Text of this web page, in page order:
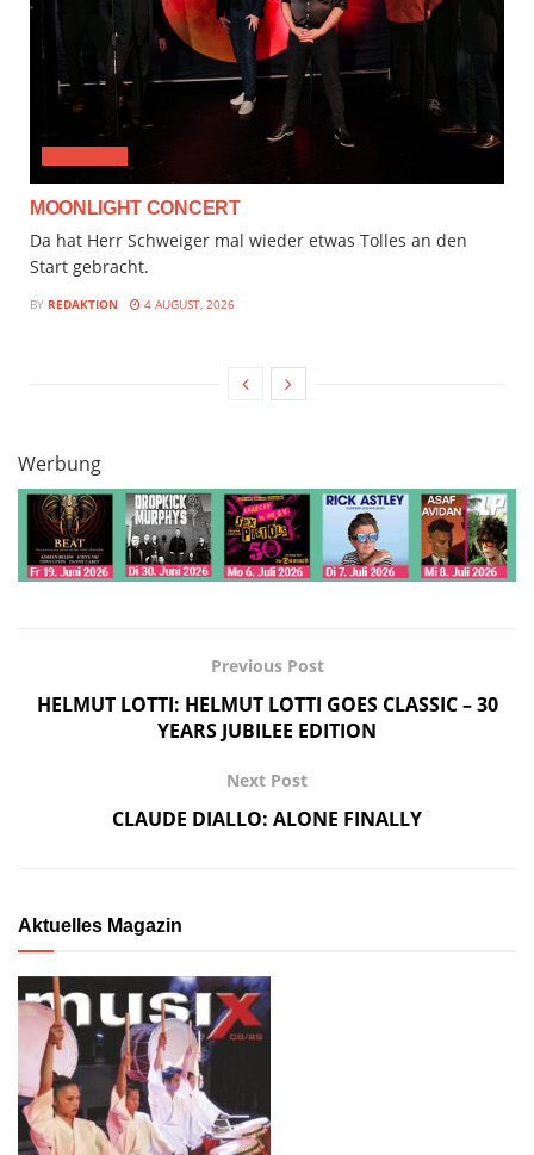
MOONLIGHT CONCERT
Da hat Herr Schweiger mal wieder etwas Tolles an den
Start gebracht.
BY REDAKTION 4 AUGUST, 2026
Werbung
Previous Post
HELMUT LOTTI: HELMUT LOTTI GOES CLASSIC – 30
YEARS JUBILEE EDITION
Next Post
CLAUDE DIALLO: ALONE FINALLY
Aktuelles Magazin